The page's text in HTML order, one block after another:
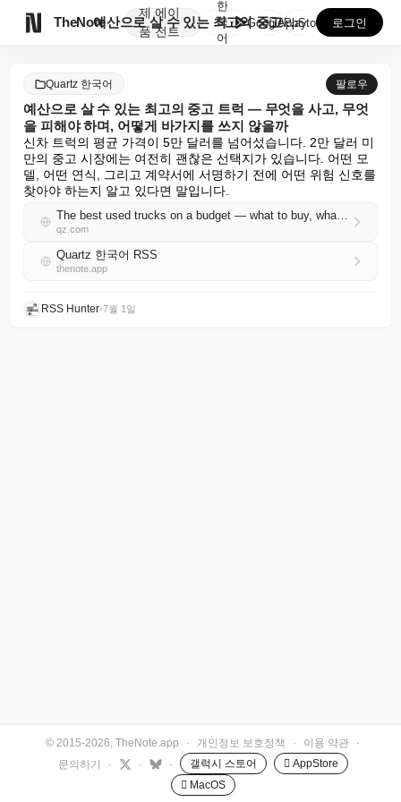
TheNote
제
품
에이
전트
예산으로 살 수 있는 최고의 중고 트럭 — 무엇을 사고...
한
국
어
GooglePlay
AppStore 로그인
Quartz 한국어 팔로우
예산으로 살 수 있는 최고의 중고 트럭 — 무엇을 사고, 무엇
을 피해야 하며, 어떻게 바가지를 쓰지 않을까
신차 트럭의 평균 가격이 5만 달러를 넘어섰습니다. 2만 달러 미
만의 중고 시장에는 여전히 괜찮은 선택지가 있습니다. 어떤 모
델, 어떤 연식, 그리고 계약서에 서명하기 전에 어떤 위험 신호를
찾아야 하는지 알고 있다면 말입니다.
The best used trucks on a budget — what to buy, what to avoid, and how not to get burned
qz.com
Quartz 한국어 RSS
thenote.app
RSS Hunter•7월 1일
© 2015-2026, TheNote.app · 개인정보 보호정책 · 이용 약관
·
문의하기
· · · 갤럭시 스토어
 AppStore
 MacOS